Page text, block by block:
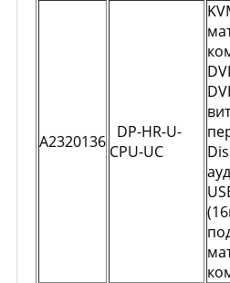
A2320136 DP-HR-U-
CPU-UC